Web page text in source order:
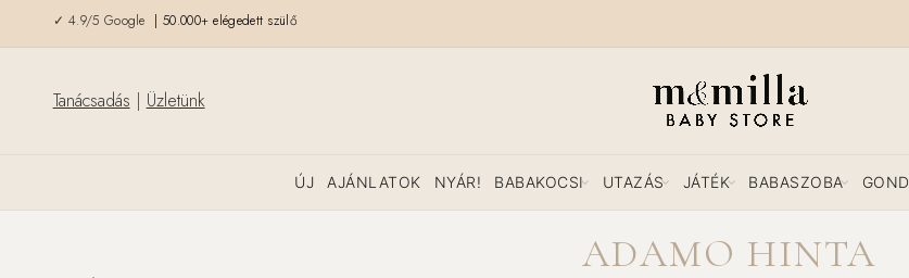
✓ 4.9/5 Google | 50.000+ elégedett szülő
Tanácsadás | Üzletünk
ÚJ AJÁNLATOK NYÁR! BABAKOCSI UTAZÁS JÁTÉK BABASZOBA
ADAMO HINTA